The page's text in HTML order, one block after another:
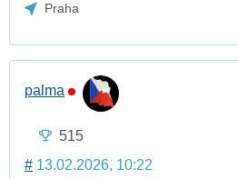
Praha
palma
515
# 13.02.2026, 10:22